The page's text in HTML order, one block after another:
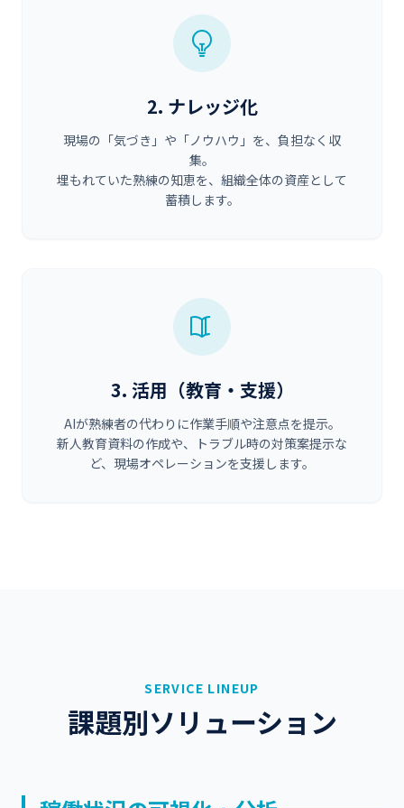
2. ナレッジ化
現場の「気づき」や「ノウハウ」を、負担なく収
集。
埋もれていた熟練の知恵を、組織全体の資産として
蓄積します。
3. 活用（教育・支援）
AIが熟練者の代わりに作業手順や注意点を提示。
新人教育資料の作成や、トラブル時の対策案提示な
ど、現場オペレーションを支援します。
SERVICE LINEUP
課題別ソリューション